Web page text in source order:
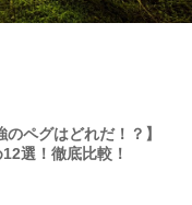
ペグはどれだ！？】
選！徹底比較！